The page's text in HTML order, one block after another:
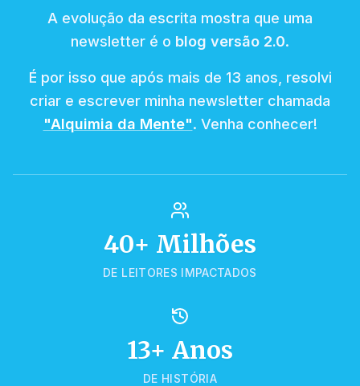
A evolução da escrita mostra que uma
newsletter é o blog versão 2.0.
É por isso que após mais de 13 anos, resolvi
criar e escrever minha newsletter chamada
"Alquimia da Mente". Venha conhecer!
40+ Milhões
DE LEITORES IMPACTADOS
13+ Anos
DE HISTÓRIA